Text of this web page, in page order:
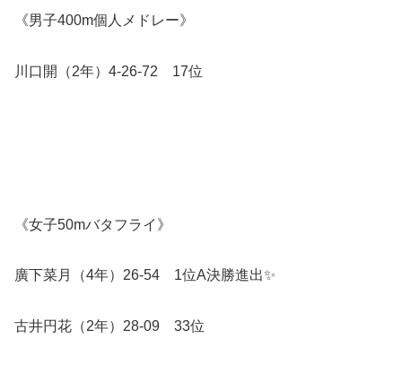
《男子400m個人メドレー》
川口開（2年）4-26-72 17位
《女子50mバタフライ》
廣下菜月（4年）26-54 1位A決勝進出✨️
古井円花（2年）28-09 33位